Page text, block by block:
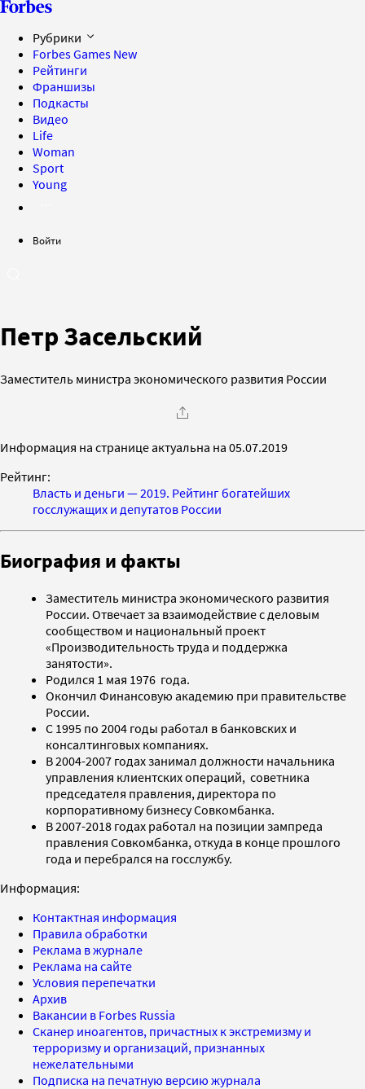
Рубрики
Forbes Games New
Рейтинги
Франшизы
Подкасты
Видео
Life
Woman
Sport
Young
Войти
Петр Засельский
Заместитель министра экономического развития России
Информация на странице актуальна на 05.07.2019
Рейтинг:
Власть и деньги — 2019. Рейтинг богатейших
госслужащих и депутатов России
Биография и факты
Заместитель министра экономического развития
России. Отвечает за взаимодействие с деловым
сообществом и национальный проект
«Производительность труда и поддержка
занятости».
Родился 1 мая 1976 года.
Окончил Финансовую академию при правительстве
России.
С 1995 по 2004 годы работал в банковских и
консалтинговых компаниях.
В 2004-2007 годах занимал должности начальника
управления клиентских операций, советника
председателя правления, директора по
корпоративному бизнесу Совкомбанка.
В 2007-2018 годах работал на позиции зампреда
правления Совкомбанка, откуда в конце прошлого
года и перебрался на госслужбу.
Информация:
Контактная информация
Правила обработки
Реклама в журнале
Реклама на сайте
Условия перепечатки
Архив
Вакансии в Forbes Russia
Сканер иноагентов, причастных к экстремизму и
терроризму и организаций, признанных
нежелательными
Подписка на печатную версию журнала